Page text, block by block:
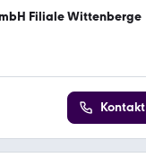
Filiale Wittenberge
Kontakt